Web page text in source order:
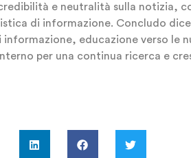
e neutralità sulla notizia,
di informazione. Concludo
informazione, educazione verso le
per una continua ricerca e